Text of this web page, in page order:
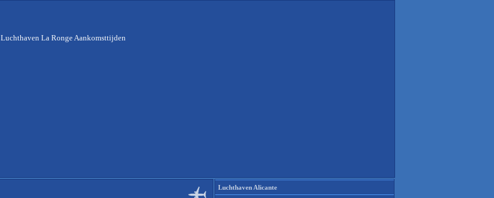
Luchthaven La Ronge Aankomsttijden
Luchthaven Alicante